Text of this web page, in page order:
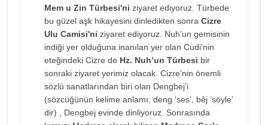
Mem u Zin Türbesi'ni ziyaret ediyoruz. Türbede
bu güzel aşk hikayesini dinledikten sonra Cizre
Ulu Camisi'ni ziyaret ediyoruz. Nuh’un gemisinin
indiği yer olduğuna inanılan yer olan Cudi'nin
eteğindeki Cizre de Hz. Nuh’un Türbesi bir
sonraki ziyaret yerimiz olacak. Cizre’nin önemli
sözlü sanatlarından biri olan Dengbej’i
(sözcüğünün kelime anlamı; deng ‘ses’, bêj ‘söyle’
dir) , Dengbej evinde dinliyoruz. Sonrasında